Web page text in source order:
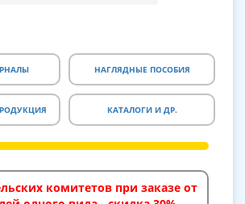
НАГЛЯДНЫЕ ПОСОБИЯ
КАТАЛОГИ И ДР.
комитетов при заказе от